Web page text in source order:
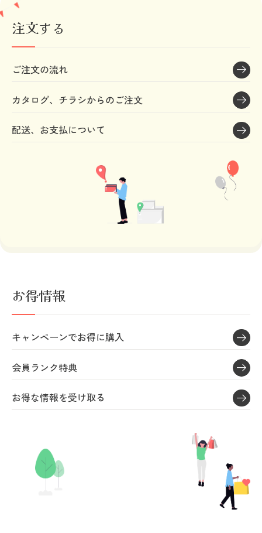
注文する
ご注文の流れ
カタログ、チラシからのご注文
配送、お支払について
お得情報
キャンペーンでお得に購入
会員ランク特典
お得な情報を受け取る